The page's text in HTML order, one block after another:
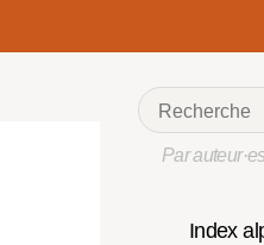
Par
Index